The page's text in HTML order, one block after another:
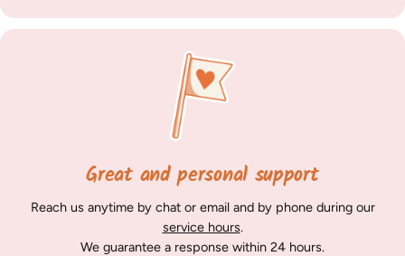
Great and personal support
Reach us anytime by chat or email and by phone during our
service hours.
We guarantee a response within 24 hours.